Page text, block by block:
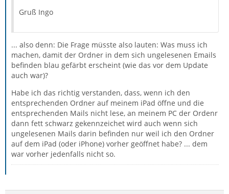
Gruß Ingo
... also denn: Die Frage müsste also lauten: Was muss ich
machen, damit der Ordner in dem sich ungelesenen Emails
befinden blau gefärbt erscheint (wie das vor dem Update
auch war)?
Habe ich das richtig verstanden, dass, wenn ich den
entsprechenden Ordner auf meinem iPad öffne und die
entsprechenden Mails nicht lese, an meinem PC der Ordenr
dann fett schwarz gekennzeichet wird auch wenn sich
ungelesenen Mails darin befinden nur weil ich den Ordner
auf dem iPad (oder iPhone) vorher geöffnet habe? ... dem
war vorher jedenfalls nicht so.